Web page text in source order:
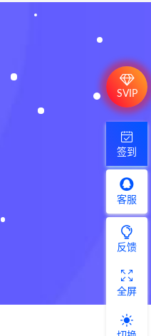
SVIP
签到
客服
反馈
全屏